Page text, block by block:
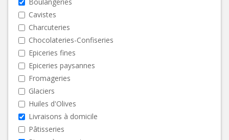
Cavistes
Charcuteries
Chocolateries-Confiseries
Epiceries fines
Epiceries paysannes
Fromageries
Glaciers
Huiles d'Olives
Livraisons à domicile
Pâtisseries